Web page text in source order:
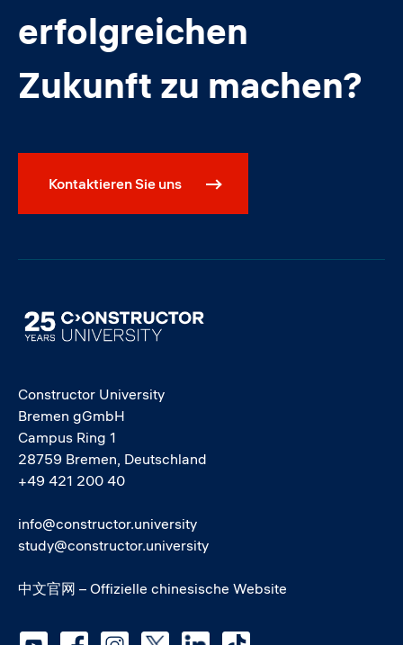
erfolgreichen
Zukunft zu machen?
Kontaktieren Sie uns
Image
Constructor University
Bremen gGmbH
Campus Ring 1
28759 Bremen, Deutschland
+49 421 200 40
info@constructor.university
study@constructor.university
中文官网 – Offizielle chinesische Website